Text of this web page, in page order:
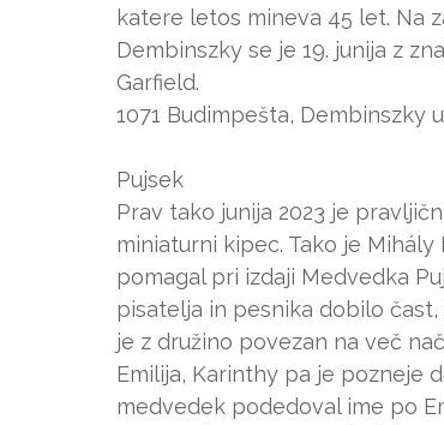
katere letos mineva 45 let. Na
Dembinszky se je 19. junija z
Garfield.
1071 Budimpešta, Dembinszky
Pujsek
Prav tako junija 2023 je
miniaturni kipec. Tako je
pomagal pri izdaji Medvedka
pisatelja in pesnika dobilo
je z družino povezan na več
Emilija, Karinthy pa je pozneje
medvedek podedoval ime po